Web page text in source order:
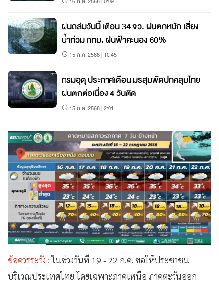
ฝนถล่มวันนี้ เตือน 34 จว. ฝนตกหนัก เสี่ยง
น้ำท่วม กทม. ฝนฟ้าคะนอง 60%
15 ก.ค. 2568 | 10:45
กรมอุตุ ประกาศเตือน มรสุมพัดปกคลุมไทย
ฝนตกต่อเนื่อง 4 วันติด
15 ก.ค. 2568 | 2:01
ข้อควรระวัง :ในช่วงวันที่ 19 - 22 ก.ค. ขอให้ประชาชน
บริเวณประเทศไทย โดยเฉพาะภาคเหนือ ภาคตะวันออก